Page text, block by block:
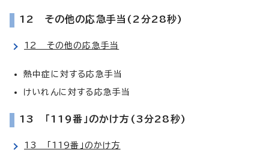
12 その他の応急手当(2分28秒)
12 その他の応急手当
熱中症に対する応急手当
けいれんに対する応急手当
13 「119番」のかけ方(3分28秒)
13 「119番」のかけ方